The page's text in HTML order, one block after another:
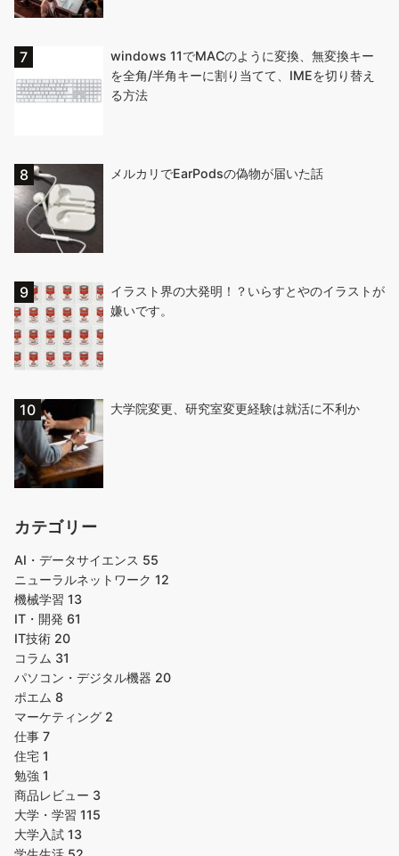
windows 11でMACのように変換、無変換キー
を全角/半角キーに割り当てて、IMEを切り替え
る方法
メルカリでEarPodsの偽物が届いた話
イラスト界の大発明！？いらすとやのイラストが
嫌いです。
大学院変更、研究室変更経験は就活に不利か
カテゴリー
AI・データサイエンス 55
ニューラルネットワーク 12
機械学習 13
IT・開発 61
IT技術 20
コラム 31
パソコン・デジタル機器 20
ポエム 8
マーケティング 2
仕事 7
住宅 1
勉強 1
商品レビュー 3
大学・学習 115
大学入試 13